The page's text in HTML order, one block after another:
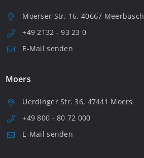
Moerser Str. 16, 40667 Meerbusch
+49 2132 - 93 23 0
E-Mail senden
Moers
Uerdinger Str. 36, 47441 Moers
+49 800 - 80 72 000
E-Mail senden